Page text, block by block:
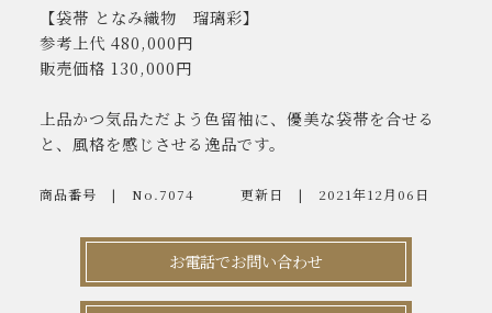
【袋帯 となみ織物 瑠璃彩】
参考上代 480,000円
販売価格 130,000円
上品かつ気品ただよう色留袖に、優美な袋帯を合せる
と、風格を感じさせる逸品です。
商品番号 No.7074 更新日 2021年12月06日
お電話でお問い合わせ